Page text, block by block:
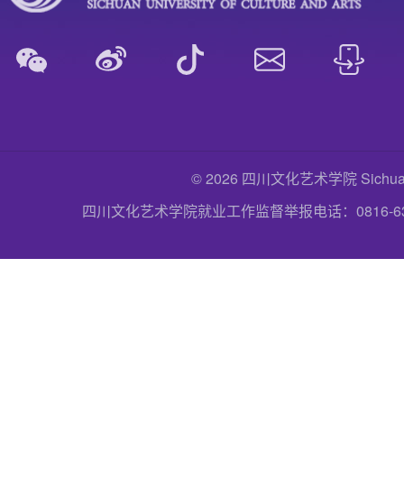
© 2026 四川文化艺术学院
四川文化艺术学院就业工作监督举报电话：